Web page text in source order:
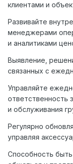
клиентами и
Развивайте
менеджерами
и аналитиками
Выявление,
связанных с
Управляйте
ответственность
и обслуживания
Регулярно
управляя
Способность